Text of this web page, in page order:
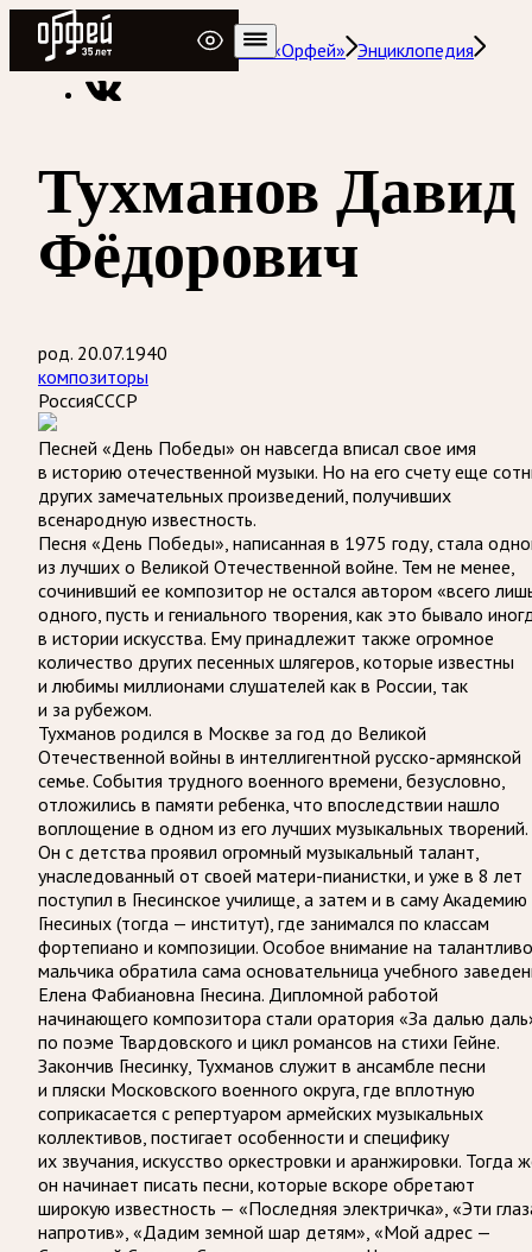
Радио Орфей
Радио классической музыки «Орфей» Энциклопедия
Тухманов Давид
Фёдорович
род. 20.07.1940
композиторы
РоссияСССР
Песней «День Победы» он навсегда вписал свое имя
в историю отечественной музыки. Но на его счету еще
других замечательных произведений, получивших
всенародную известность.
Песня «День Победы», написанная в 1975 году, стала
из лучших о Великой Отечественной войне. Тем не менее,
сочинивший ее композитор не остался автором «всего
одного, пусть и гениального творения, как это бывало
в истории искусства. Ему принадлежит также огромное
количество других песенных шлягеров, которые известны
и любимы миллионами слушателей как в России, так
и за рубежом.
Тухманов родился в Москве за год до Великой
Отечественной войны в интеллигентной русско-армянской
семье. События трудного военного времени, безусловно,
отложились в памяти ребенка, что впоследствии нашло
воплощение в одном из его лучших музыкальных творений.
Он с детства проявил огромный музыкальный талант,
унаследованный от своей матери-пианистки, и уже в 8 лет
поступил в Гнесинское училище, а затем и в саму Академию
Гнесиных (тогда — институт), где занимался по классам
фортепиано и композиции. Особое внимание на
мальчика обратила сама основательница учебного
Елена Фабиановна Гнесина. Дипломной работой
начинающего композитора стали оратория «За далью
по поэме Твардовского и цикл романсов на стихи Гейне.
Закончив Гнесинку, Тухманов служит в ансамбле песни
и пляски Московского военного округа, где вплотную
соприкасается с репертуаром армейских музыкальных
коллективов, постигает особенности и специфику
их звучания, искусство оркестровки и аранжировки. Тогда
он начинает писать песни, которые вскоре обретают
широкую известность — «Последняя электричка», «Эти
напротив», «Дадим земной шар детям», «Мой адрес —